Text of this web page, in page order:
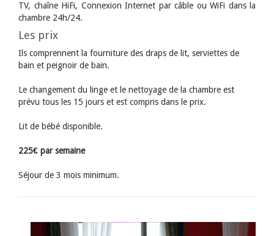
TV, chaîne HiFi, Connexion Internet par câble ou WiFi dans la
chambre 24h/24.
Les prix
Ils comprennent la fourniture des draps de lit, serviettes de
bain et peignoir de bain.
Le changement du linge et le nettoyage de la chambre est
prévu tous les 15 jours et est compris dans le prix.
Lit de bébé disponible.
225€ par semaine
Séjour de 3 mois minimum.